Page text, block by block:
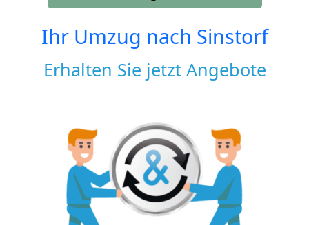
Ihr Umzug nach Sinstorf
Erhalten Sie jetzt Angebote